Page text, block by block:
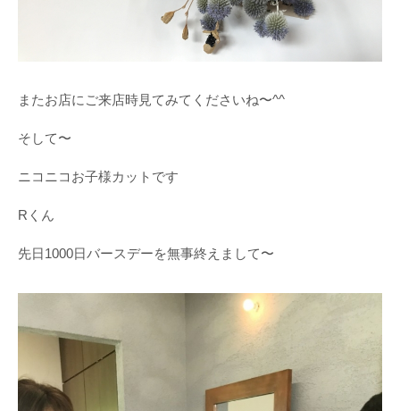
またお店にご来店時見てみてくださいね〜^^
そして〜
ニコニコお子様カットです
Rくん
先日1000日バースデーを無事終えまして〜